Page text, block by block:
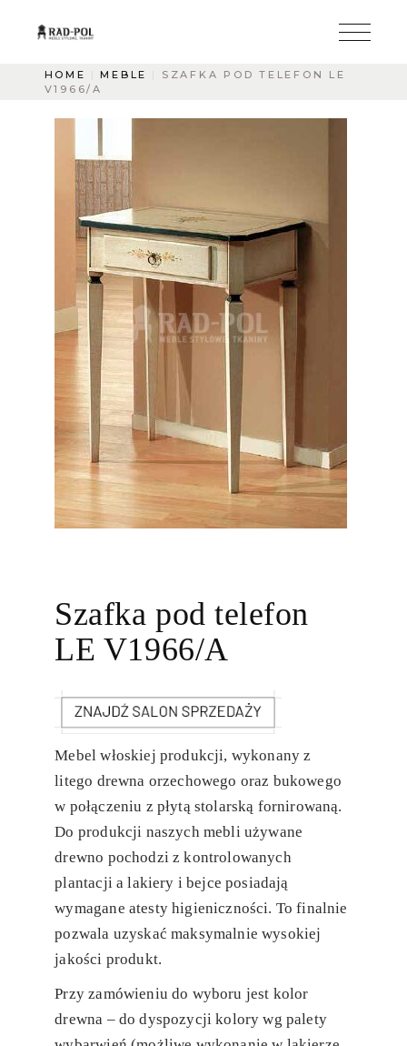
HOME MEBLE
SZAFKA POD TELEFON LE
V1966/A
Szafka pod telefon
LE V1966/A
Mebel włoskiej produkcji, wykonany z
litego drewna orzechowego oraz bukowego
w połączeniu z płytą stolarską fornirowaną.
Do produkcji naszych mebli używane
drewno pochodzi z kontrolowanych
plantacji a lakiery i bejce posiadają
wymagane atesty higieniczności. To finalnie
pozwala uzyskać maksymalnie wysokiej
jakości produkt.
Przy zamówieniu do wyboru jest kolor
drewna – do dyspozycji kolory wg palety